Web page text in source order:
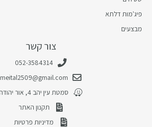
צור קשר
052-3584314
meital2509@gmail.com
סמטת עין יהב 4, אור יהודה
תקנון האתר
מדיניות פרטיות
פיג'מות דלתא
מבצעים